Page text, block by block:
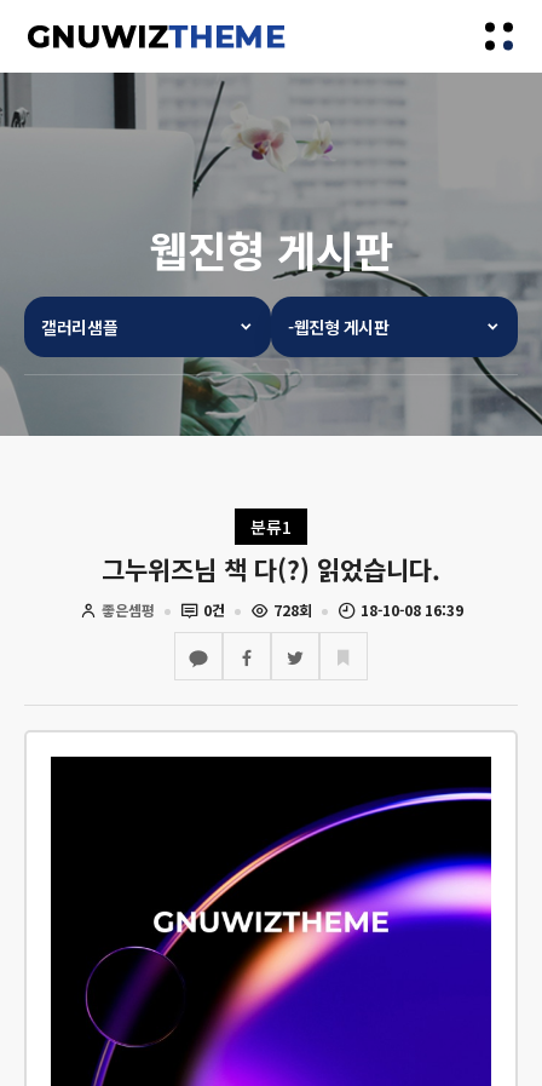
웹진형 게시판
갤러리샘플 -웹진형 게시판
분류1
그누위즈님 책 다(?) 읽었습니다.
좋은셈평 0건 728회 18-10-08 16:39